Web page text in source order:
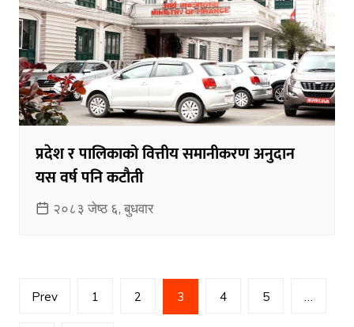
प्रदेश र पालिकाको वित्तीय समानीकरण अनुदान
यस वर्ष पनि कटौती
२०८३ जेष्ठ ६, बुधवार
Posts
Prev 1 2 3 4 5 …